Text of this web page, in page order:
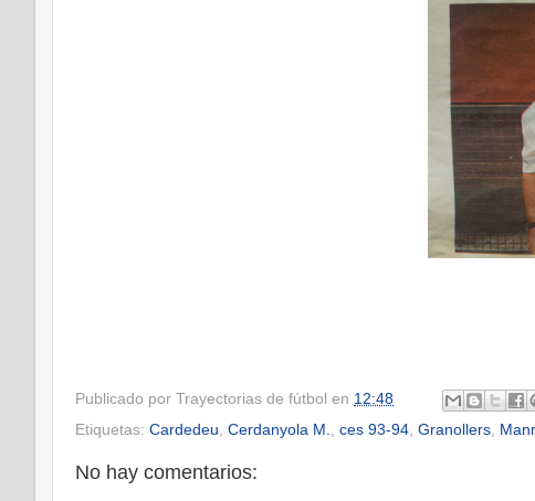
Publicado por Trayectorias de fútbol en 12:48
Etiquetas: Cardedeu Cerdanyola M. ces 93-94 Granollers
No hay comentarios: